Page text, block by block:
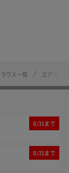
ウス一覧 エアリー
8/31まで
8/31まで